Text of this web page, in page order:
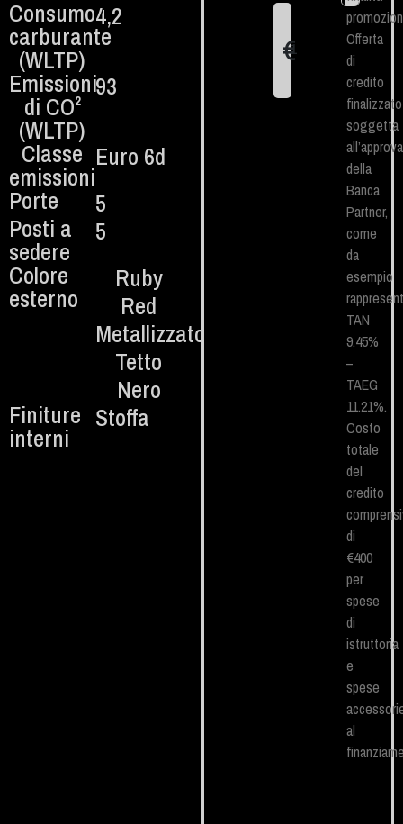
Consumo
carburante
(WLTP)
4,2
Emissioni
di CO²
(WLTP)​
93
Classe
emissioni
Euro 6d
Porte
5
Posti a
sedere
5
Colore
esterno
Ruby
Red
Metallizzato
Tetto
Nero
Finiture
interni
Stoffa
€
1
Offerta
di
credito
finalizzato
soggetta
della
Banca
Partner,
come
da
esempio
TAN
9.45%
–
TAEG
11.21%.
Costo
totale
del
credito
di
€400
per
spese
di
istruttoria
e
spese
al